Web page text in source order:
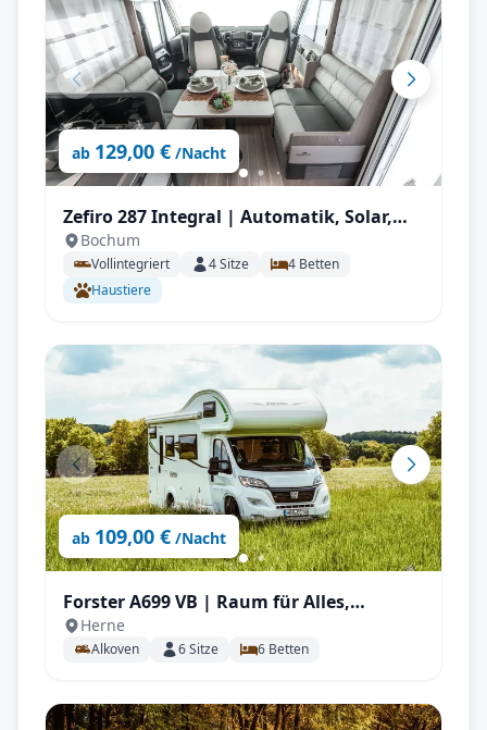
ab 129,00 € /Nacht
Zefiro 287 Integral | Automatik, Solar,
Wechselrichter, Autark, TV, AHK mit
Vollausstattung
Bochum
Vollintegriert 4Sitze 4 Betten
Haustiere
ab 109,00 € /Nacht
Forster A699 VB | Raum für Alles,
Stockbetten uvm.
Herne
Alkoven 6Sitze 6 Betten